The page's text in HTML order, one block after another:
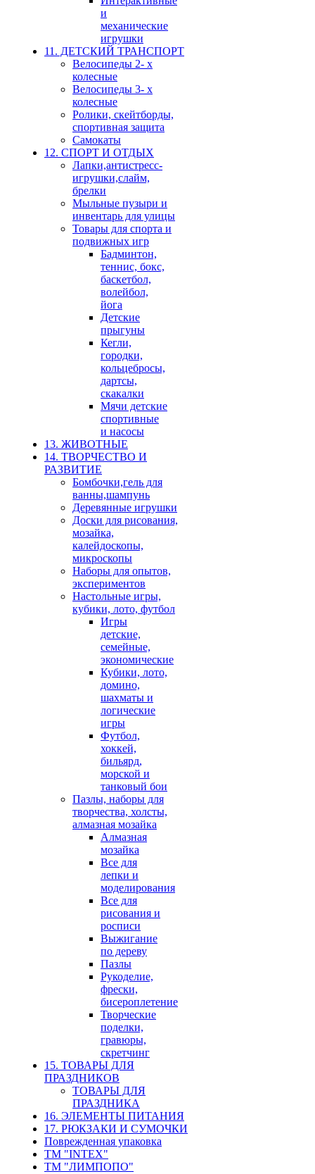
и
механические
игрушки
11. ДЕТСКИЙ ТРАНСПОРТ
Велосипеды 2- х
колесные
Велосипеды 3- х
колесные
Ролики, скейтборды,
спортивная защита
Самокаты
12. СПОРТ И ОТДЫХ
Лапки,антистресс-
игрушки,слайм,
брелки
Мыльные пузыри и
инвентарь для улицы
Товары для спорта и
подвижных игр
Бадминтон,
теннис, бокс,
баскетбол,
волейбол,
йога
Детские
прыгуны
Кегли,
городки,
кольцебросы,
дартсы,
скакалки
Мячи детские
спортивные
и насосы
13. ЖИВОТНЫЕ
14. ТВОРЧЕСТВО И
РАЗВИТИЕ
Бомбочки,гель для
ванны,шампунь
Деревянные игрушки
Доски для рисования,
мозайка,
калейдоскопы,
микроскопы
Наборы для опытов,
экспериментов
Настольные игры,
кубики, лото, футбол
Игры
детские,
семейные,
экономические
Кубики, лото,
домино,
шахматы и
логические
игры
Футбол,
хоккей,
бильярд,
морской и
танковый бои
Пазлы, наборы для
творчества, холсты,
алмазная мозайка
Алмазная
мозайка
Все для
лепки и
моделирования
Все для
рисования и
росписи
Выжигание
по дереву
Пазлы
Рукоделие,
фрески,
бисероплетение
Творческие
поделки,
гравюры,
скретчинг
15. ТОВАРЫ ДЛЯ
ПРАЗДНИКОВ
ТОВАРЫ ДЛЯ
ПРАЗДНИКА
16. ЭЛЕМЕНТЫ ПИТАНИЯ
17. РЮКЗАКИ И СУМОЧКИ
Поврежденная упаковка
ТМ "INTEX"
ТМ "ЛИМПОПО"